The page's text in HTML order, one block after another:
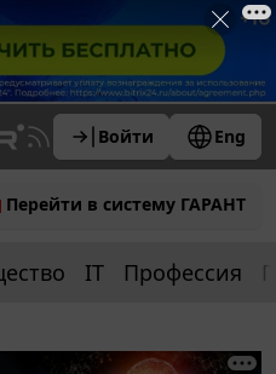
Войти Eng
Перейти в систему ГАРАНТ
IT Профессия